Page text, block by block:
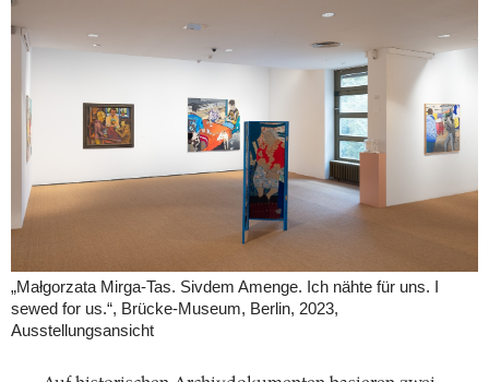
„Małgorzata Mirga-Tas. Sivdem Amenge. Ich nähte für uns. I
sewed for us.“, Brücke-Museum, Berlin, 2023,
Ausstellungsansicht